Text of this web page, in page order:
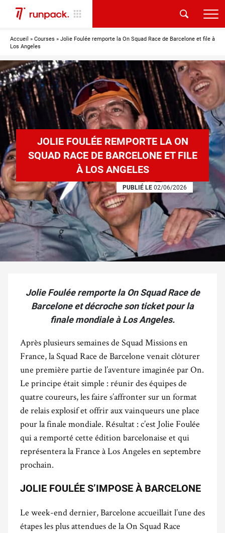
Accueil » Courses » Jolie Foulée remporte la On Squad Race de Barcelone et file à
Los Angeles
JOLIE FOULÉE REMPORTE LA ON
SQUAD RACE DE BARCELONE ET FILE
À LOS ANGELES
PUBLIÉ LE 02/06/2026
Jolie Foulée remporte la On Squad Race de
Barcelone et décroche son ticket pour la
finale mondiale à Los Angeles.
Après plusieurs semaines de Squad Missions en
France, la Squad Race de Barcelone venait clôturer
une première partie de l’aventure imaginée par On.
Le principe était simple : réunir des équipes de
quatre coureurs, les faire s’affronter sur un format
de relais explosif et offrir aux vainqueurs une place
pour la finale mondiale. Résultat : c’est Jolie Foulée
qui a remporté cette édition barcelonaise et qui
représentera la France à Los Angeles en septembre
prochain.
JOLIE FOULÉE S’IMPOSE À BARCELONE
Le week-end dernier, Barcelone accueillait l’une des
étapes les plus attendues de la On Squad Race